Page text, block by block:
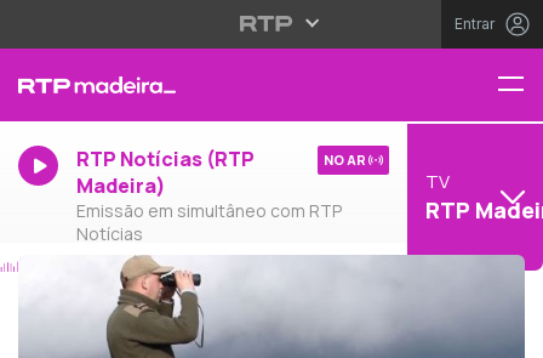
Entrar
RTP Notícias (RTP
Madeira)
Emissão em simultâneo com RTP
Notícias
NO AR
TV
RTP